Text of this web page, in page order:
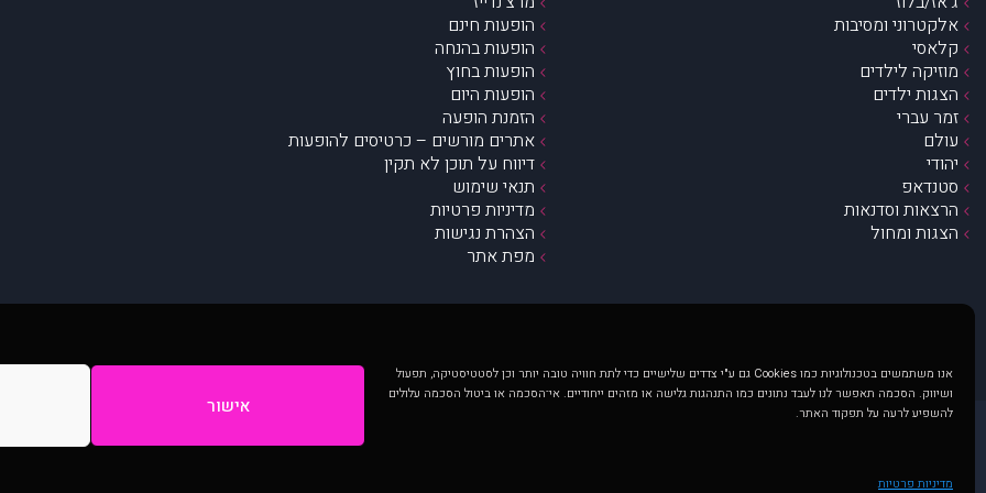
אנו משתמשים בטכנולוגיות כמו Cookies גם ע"י צדדים שלישיים כדי לתת חוויה טובה יותר וכן לסטטיסטיקה, תפעול
ושיווק. הסכמה תאפשר לנו לעבד נתונים כמו התנהגות גלישה או מזהים ייחודיים. אי־הסכמה או ביטול הסכמה עלולים
להשפיע לרעה על תפקוד האתר.
אישור
מדיניות פרטיות
אלקטרוני ומסיבות
קלאסי
מוזיקה לילדים
הצגות ילדים
זמר עברי
עולם
יהודי
סטנדאפ
הרצאות וסדנאות
הצגות ומחול
הופעות חינם
הופעות בהנחה
הופעות בחוץ
הופעות היום
הזמנת הופעה
אתרים מורשים – כרטיסים להופעות
דיווח על תוכן לא תקין
תנאי שימוש
מדיניות פרטיות
הצהרת נגישות
מפת אתר